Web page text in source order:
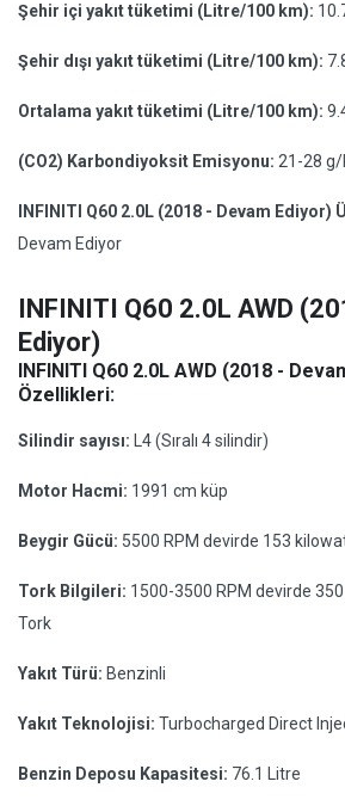
Şehir içi yakıt tüketimi (Litre/100 km):
Şehir dışı yakıt tüketimi (Litre/100 km):
Ortalama yakıt tüketimi (Litre/100 km):
(CO2) Karbondiyoksit Emisyonu: 21-28
INFINITI Q60 2.0L (2018 - Devam Ediyor)
Devam Ediyor
INFINITI Q60 2.0L AWD
Ediyor)
INFINITI Q60 2.0L AWD (2018 -
Özellikleri:
Silindir sayısı: L4 (Sıralı 4 silindir)
Motor Hacmi: 1991 cm küp
Beygir Gücü: 5500 RPM devirde 153
Tork Bilgileri: 1500-3500 RPM devirde
Tork
Yakıt Türü: Benzinli
Yakıt Teknolojisi: Turbocharged Direct
Benzin Deposu Kapasitesi: 76.1 Litre